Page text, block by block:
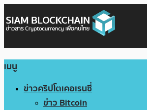
เมนู
ข่าวคริปโตเคอเรนซี่
ข่าว Bitcoin